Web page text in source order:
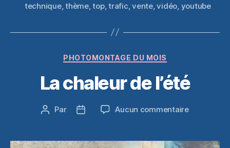
technique,thème,top,trafic ,vente,vidéo youtube
Catégories
PHOTOMONTAGE DU MOIS
La chaleur de l’été
Auteur
Par
Date
Aucun commentairesur
de